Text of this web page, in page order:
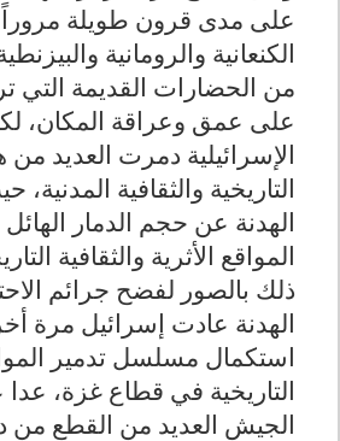
على مدى قرون طويلة مروراً
الكنعانية والرومانية
من الحضارات القديمة التي
على عمق وعراقة المكان،
الإسرائيلية دمرت العديد من
التاريخية والثقافية
الهدنة عن حجم الدمار
المواقع الأثرية والثقافية
ذلك بالصور لفضح جرائم
الهدنة عادت إسرائيل مرة
استكمال مسلسل تدمير
التاريخية في قطاع غزة،
الجيش العديد من القطع من